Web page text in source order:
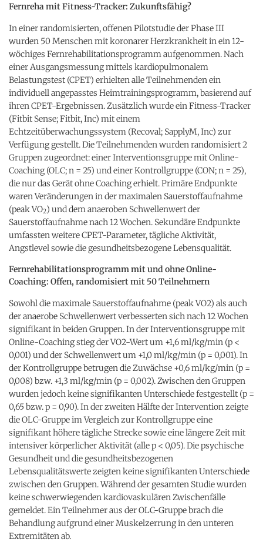
Fernreha mit Fitness-Tracker: Zukunftsfähig?
In einer randomisierten, offenen Pilotstudie der Phase III
wurden 50 Menschen mit koronarer Herzkrankheit in ein 12-
wöchiges Fernrehabilitationsprogramm aufgenommen. Nach
einer Ausgangsmessung mittels kardiopulmonalem
Belastungstest (CPET) erhielten alle Teilnehmenden ein
individuell angepasstes Heimtrainingsprogramm, basierend auf
ihren CPET-Ergebnissen. Zusätzlich wurde ein Fitness-Tracker
(Fitbit Sense; Fitbit, Inc) mit einem
Echtzeitüberwachungssystem (Recoval; SapplyM, Inc) zur
Verfügung gestellt. Die Teilnehmenden wurden randomisiert 2
Gruppen zugeordnet: einer Interventionsgruppe mit Online-
Coaching (OLC; n = 25) und einer Kontrollgruppe (CON; n = 25),
die nur das Gerät ohne Coaching erhielt. Primäre Endpunkte
waren Veränderungen in der maximalen Sauerstoffaufnahme
(peak VO2) und dem anaeroben Schwellenwert der
Sauerstoffaufnahme nach 12 Wochen. Sekundäre Endpunkte
umfassten weitere CPET-Parameter, tägliche Aktivität,
Angstlevel sowie die gesundheitsbezogene Lebensqualität.
Fernrehabilitationsprogramm mit und ohne Online-
Coaching: Offen, randomisiert mit 50 Teilnehmern
Sowohl die maximale Sauerstoffaufnahme (peak VO2) als auch
der anaerobe Schwellenwert verbesserten sich nach 12 Wochen
signifikant in beiden Gruppen. In der Interventionsgruppe mit
Online-Coaching stieg der VO2-Wert um +1,6 ml/kg/min (p <
0,001) und der Schwellenwert um +1,0 ml/kg/min (p = 0,001). In
der Kontrollgruppe betrugen die Zuwächse +0,6 ml/kg/min (p =
0,008) bzw. +1,3 ml/kg/min (p = 0,002). Zwischen den Gruppen
wurden jedoch keine signifikanten Unterschiede festgestellt (p =
0,65 bzw. p = 0,90). In der zweiten Hälfte der Intervention zeigte
die OLC-Gruppe im Vergleich zur Kontrollgruppe eine
signifikant höhere tägliche Strecke sowie eine längere Zeit mit
intensiver körperlicher Aktivität (alle p < 0,05). Die psychische
Gesundheit und die gesundheitsbezogenen
Lebensqualitätswerte zeigten keine signifikanten Unterschiede
zwischen den Gruppen. Während der gesamten Studie wurden
keine schwerwiegenden kardiovaskulären Zwischenfälle
gemeldet. Ein Teilnehmer aus der OLC-Gruppe brach die
Behandlung aufgrund einer Muskelzerrung in den unteren
Extremitäten ab.